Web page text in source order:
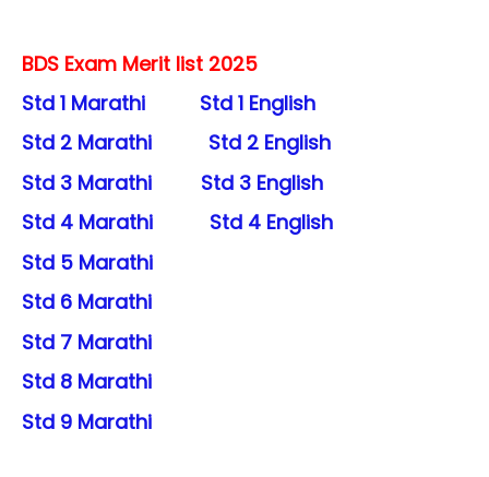
BDS Exam Merit list 2025
Std 1 Marathi
Std 1 English
Std 2 Marathi
Std 2 English
Std 3 Marathi
Std 3 English
Std 4 Marathi
Std 4 English
Std 5 Marathi
Std 6 Marathi
Std 7 Marathi
Std 8 Marathi
Std 9 Marathi